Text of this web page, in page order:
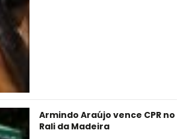
Armindo Araújo vence CPR no
Rali da Madeira